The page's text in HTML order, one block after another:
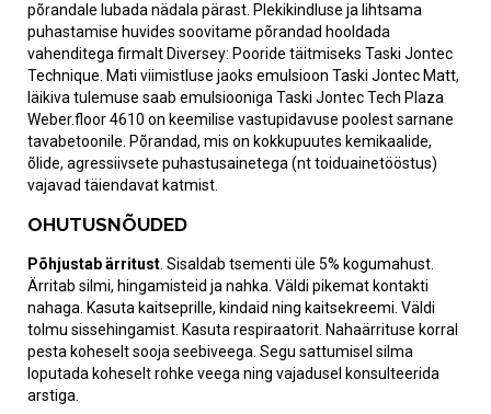
põrandale lubada nädala pärast. Plekikindluse ja lihtsama
puhastamise huvides soovitame põrandad hooldada
vahenditega firmalt Diversey: Pooride täitmiseks Taski Jontec
Technique. Mati viimistluse jaoks emulsioon Taski Jontec Matt,
läikiva tulemuse saab emulsiooniga Taski Jontec Tech Plaza
Weber.floor 4610 on keemilise vastupidavuse poolest sarnane
tavabetoonile. Põrandad, mis on kokkupuutes kemikaalide,
õlide, agressiivsete puhastusainetega (nt toiduainetööstus)
vajavad täiendavat katmist.
OHUTUSNÕUDED
Põhjustab ärritust. Sisaldab tsementi üle 5% kogumahust.
Ärritab silmi, hingamisteid ja nahka. Väldi pikemat kontakti
nahaga. Kasuta kaitseprille, kindaid ning kaitsekreemi. Väldi
tolmu sissehingamist. Kasuta respiraatorit. Nahaärrituse korral
pesta koheselt sooja seebiveega. Segu sattumisel silma
loputada koheselt rohke veega ning vajadusel konsulteerida
arstiga.